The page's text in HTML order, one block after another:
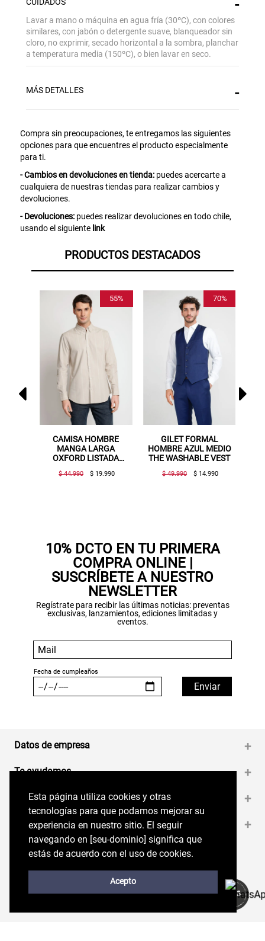
Esta página utiliza cookies y otras
tecnologías para que podamos mejorar su
experiencia en nuestro sitio. El seguir
navegando en perryellis.cl significa que estás
de acuerdo con el uso de cookies.
Acepto
Esta página utiliza cookies y otras
tecnologías para que podamos mejorar su
experiencia en nuestro sitio. El seguir
navegando en [seu-dominio] significa que
estás de acuerdo con el uso de cookies.
Acepto
CUIDADOS
Lavar a mano o máquina en agua fría (30ºC), con colores
similares, con jabón o detergente suave, blanqueador sin
cloro, no exprimir, secado horizontal a la sombra, planchar
a temperatura media (150ºC), o bien lavar en seco.
MÁS DETALLES
Compra sin preocupaciones, te entregamos las siguientes
opciones para que encuentres el producto especialmente
para ti.
- Cambios en devoluciones en tienda:puedes acercarte a
cualquiera de nuestras tiendas para realizar cambios y
devoluciones.
- Devoluciones:puedes realizar devoluciones en todo chile,
usando el siguiente link
PRODUCTOS DESTACADOS
55%
CAMISA HOMBRE
MANGA LARGA
OXFORD LISTADA
$ 44.990 $ 19.990
70%
GILET FORMAL
HOMBRE AZUL MEDIO
THE WASHABLE VEST
$ 49.990 $ 14.990
10% DCTO EN TU PRIMERA
COMPRA ONLINE |
SUSCRÍBETE A NUESTRO
NEWSLETTER
Regístrate para recibir las últimas noticias: preventas
exclusivas, lanzamientos, ediciones limitadas y
eventos.
Aquí esta tu cupón, usalo en tu siguiente
compra. Valido por 72 hrs.
SUSPE01
Datos de empresa +
Te ayudamos +
Medios de pago +
Contáctanos +
Síguenos en nuestras RRSS
Trabaja con Nosotros